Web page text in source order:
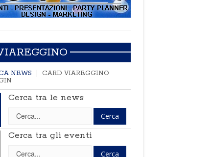
NEWS
CARD VIAREGGINO
Cerca tra le news
Cerca tra gli eventi